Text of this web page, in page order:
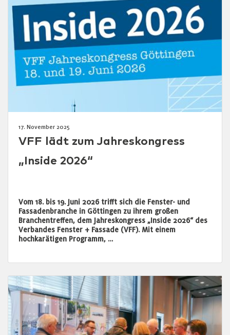
17. November 2025
VFF lädt zum Jahreskongress
„Inside 2026“
Vom 18. bis 19. Juni 2026 trifft sich die Fenster- und
Fassadenbranche in Göttingen zu ihrem großen
Branchentreffen, dem Jahreskongress „Inside 2026“ des
Verbandes Fenster + Fassade (VFF). Mit einem
hochkarätigen Programm, …